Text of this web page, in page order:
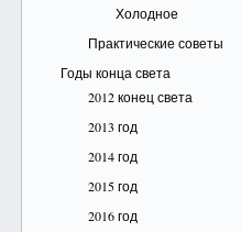
Холодное
Практические советы
Годы конца света
2012 конец света
2013 год
2014 год
2015 год
2016 год